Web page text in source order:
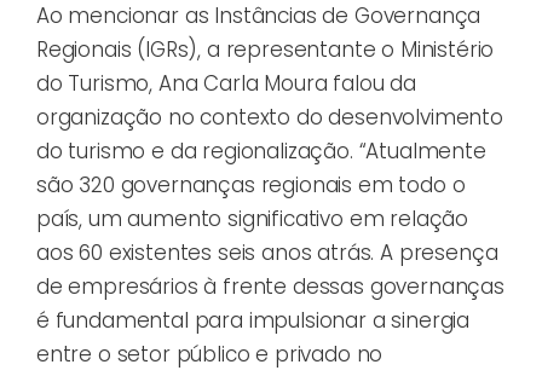
Ao mencionar as Instâncias de Governança
Regionais (IGRs), a representante o Ministério
do Turismo, Ana Carla Moura falou da
organização no contexto do desenvolvimento
do turismo e da regionalização. “Atualmente
são 320 governanças regionais em todo o
país, um aumento significativo em relação
aos 60 existentes seis anos atrás. A presença
de empresários à frente dessas governanças
é fundamental para impulsionar a sinergia
entre o setor público e privado no